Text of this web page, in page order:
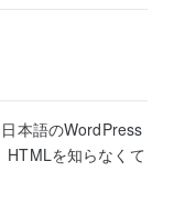
本語のWordPress
HTMLを知らなくて